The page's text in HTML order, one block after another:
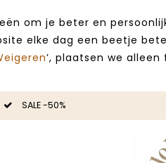
om je beter en
elke dag een beetje
’, plaatsen we
SALE -50%